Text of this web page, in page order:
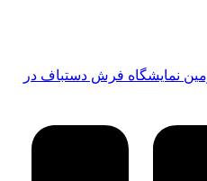
نمایشگاه فرش دستباف در